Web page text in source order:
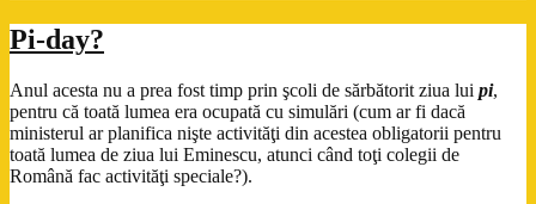
Pi-day?
Anul acesta nu a prea fost timp prin şcoli de sărbătorit ziua lui pi,
pentru că toată lumea era ocupată cu simulări (cum ar fi dacă
ministerul ar planifica nişte activităţi din acestea obligatorii pentru
toată lumea de ziua lui Eminescu, atunci când toţi colegii de
Română fac activităţi speciale?).